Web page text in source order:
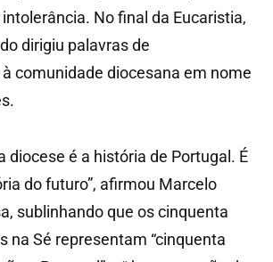
No final da Eucaristia,
dirigiu palavras de
comunidade diocesana em nome
diocese é a história de Portugal. É
do futuro”, afirmou Marcelo
sublinhando que os cinquenta
na Sé representam “cinquenta